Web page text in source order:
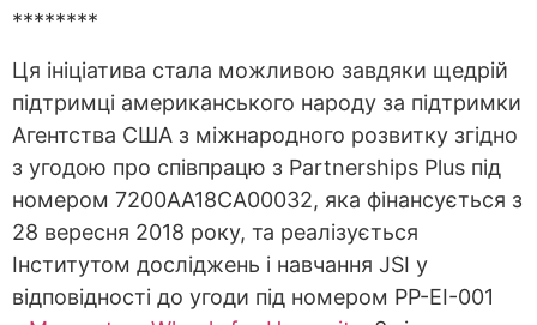
********
Ця ініціатива стала можливою завдяки щедрій
підтримці американського народу за підтримки
Агентства США з міжнародного розвитку згідно
з угодою про співпрацю з Partnerships Plus під
номером 7200AA18CA00032, яка фінансується з
28 вересня 2018 року, та реалізується
Інститутом досліджень і навчання JSI у
відповідності до угоди під номером PP-EI-001